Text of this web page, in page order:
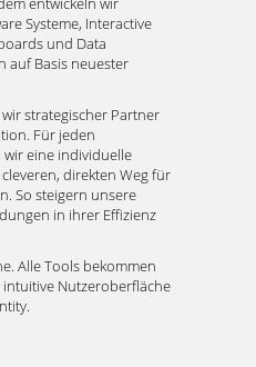
Systeme, Interactive
und Data
auf Basis neuester
strategischer Partner
Für jeden
eine individuelle
direkten Weg für
So steigern unsere
in ihrer Effizienz
Alle Tools bekommen
Nutzeroberfläche